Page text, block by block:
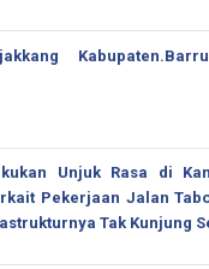
Unjuk Rasa di
Pekerjaan Jalan
Tak Kunjung